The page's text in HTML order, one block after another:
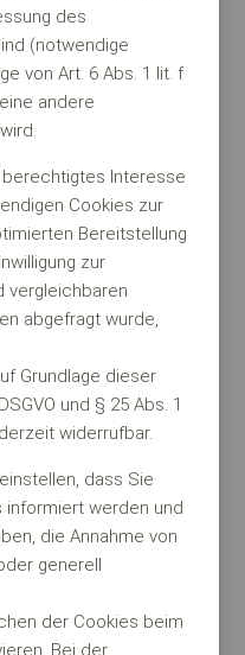
des
(notwendige
von Art. 6 Abs. 1 lit. f
andere
Interesse
Cookies zur
Bereitstellung
zur
vergleichbaren
abgefragt wurde,
Grundlage dieser
und § 25 Abs. 1
widerrufbar.
dass Sie
informiert werden und
die Annahme von
generell
der Cookies beim
Bei der